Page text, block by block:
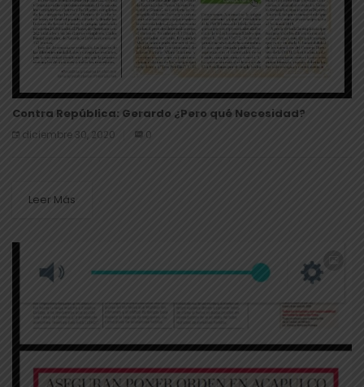
Contra República: Gerardo ¿Pero qué Necesidad?
diciembre 30, 2020 0
Leer Más